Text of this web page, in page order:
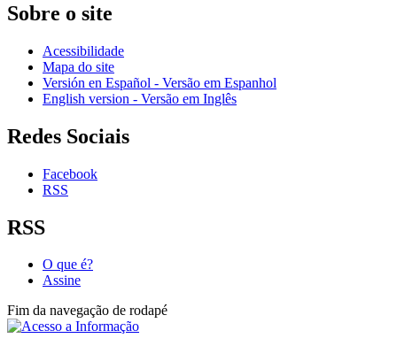
Sobre o site
Acessibilidade
Mapa do site
Versión en Español - Versão em Espanhol
English version - Versão em Inglês
Redes Sociais
Facebook
RSS
RSS
O que é?
Assine
Fim da navegação de rodapé